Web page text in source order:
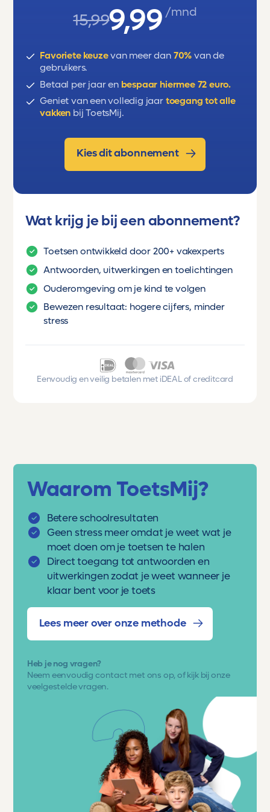
15,999,99 /mnd
Favoriete keuzevan meer dan 70% van de
gebruikers.
Betaal per jaar en bespaar hiermee 72 euro.
Geniet van een volledig jaar toegang tot alle
vakken bij ToetsMij.
Kies dit abonnement
Wat krijg je bij een abonnement?
Toetsen ontwikkeld door 200+ vakexperts
Antwoorden, uitwerkingen en toelichtingen
Ouderomgeving om je kind te volgen
Bewezen resultaat: hogere cijfers, minder
stress
Eenvoudig en veilig betalen met iDEAL of creditcard
Waarom ToetsMij?
Betere schoolresultaten
Geen stress meer omdat je weet wat je
moet doen om je toetsen te halen
Direct toegang tot antwoorden en
uitwerkingen zodat je weet wanneer je
klaar bent voor je toets
Lees meer over onze methode
Heb je nog vragen?
Neem eenvoudig contact met ons op, of kijk bij onze
veelgestelde vragen.